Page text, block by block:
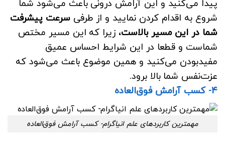
شروع به اقدام کردن نمایید و از طرفیسرعت پیشرفت
شما در این مسیر بالاست، زیرا که این مسیر مختص
شماست و قطعا در این شرایط احساس عمیق
مفیدبودن می‌کنید و همین موضوع باعث می‌شود که
عزت‌نفس شما بالا برود.
۴- کسب آرامش فوق‌العاده
مهمترین کاربردهای علم انیاگرام- کسب آرامش فوق‌العاده